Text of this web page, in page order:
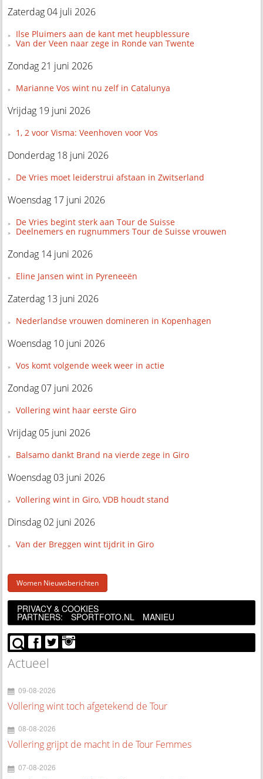
Zaterdag 04 juli 2026
Ilse Pluimers aan de kant met heupblessure
Van der Veen naar zege in Ronde van Twente
Zondag 21 juni 2026
Marianne Vos wint nu zelf in Catalunya
Vrijdag 19 juni 2026
1, 2 voor Visma: Veenhoven voor Vos
Donderdag 18 juni 2026
De Vries moet leiderstrui afstaan in Zwitserland
Woensdag 17 juni 2026
De Vries begint sterk aan Tour de Suisse
Deelnemers en rugnummers Tour de Suisse vrouwen
Zondag 14 juni 2026
Eline Jansen wint in Pyreneeën
Zaterdag 13 juni 2026
Nederlandse vrouwen domineren in Kopenhagen
Woensdag 10 juni 2026
Vos komt volgende week weer in actie
Zondag 07 juni 2026
Vollering wint haar eerste Giro
Vrijdag 05 juni 2026
Balsamo dankt Brand na vierde zege in Giro
Woensdag 03 juni 2026
Vollering wint in Giro, VDB houdt stand
Dinsdag 02 juni 2026
Van der Breggen wint tijdrit in Giro
Women Nieuwsberichten
PRIVACY & COOKIES
PARTNERS: SPORTFOTO.NL MANIEU
Actueel
09-08-2026
Vollering wint toch afgetekend de Tour
08-08-2026
Vollering grijpt de macht in de Tour Femmes
07-08-2026